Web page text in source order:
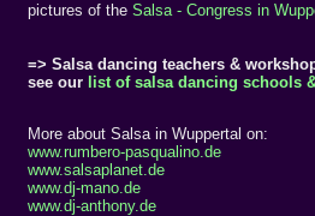
pictures of the Salsa - Congress in
=> Salsa dancing teachers &
see our list of salsa dancing schools
More about Salsa in Wuppertal on:
www.rumbero-pasqualino.de
www.salsaplanet.de
www.dj-mano.de
www.dj-anthony.de